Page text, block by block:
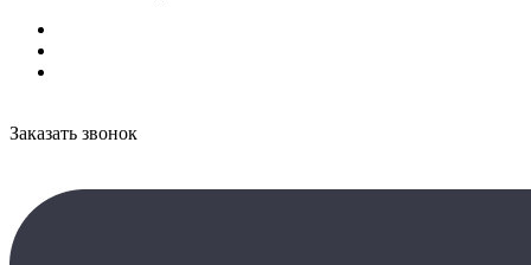
Заказать звонок